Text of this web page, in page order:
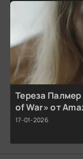
Тереза
of War» от
17-01-2026